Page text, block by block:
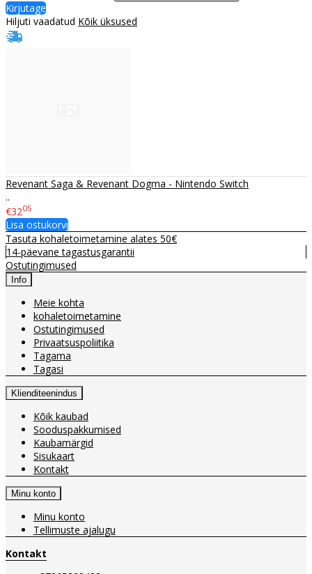
Kirjutage
Hiljuti vaadatud Kõik üksused
Revenant Saga & Revenant Dogma - Nintendo Switch
..
€3205
Lisa ostukorvi
Tasuta kohaletoimetamine alates 50€
14-päevane tagastusgarantii
Ostutingimused
Info
Meie kohta
kohaletoimetamine
Ostutingimused
Privaatsuspoliitika
Tagama
Tagasi
Klienditeenindus
Kõik kaubad
Sooduspakkumised
Kaubamärgid
Sisukaart
Kontakt
Minu konto
Minu konto
Tellimuste ajalugu
Kontakt